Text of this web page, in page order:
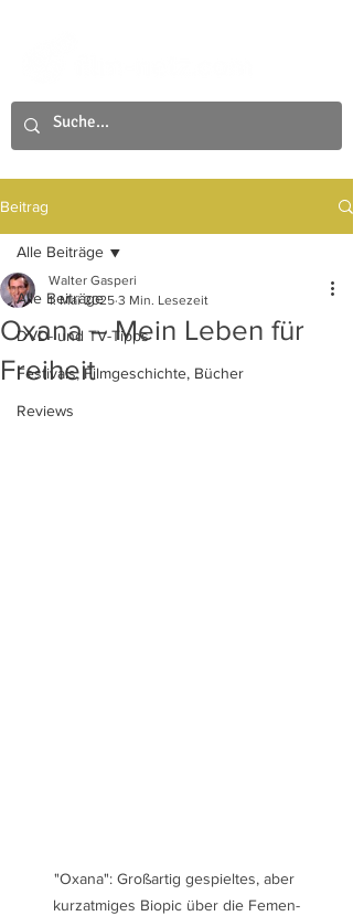
Beitrag
Alle Beiträge
DVD- und TV-Tipps
Festivals, Filmgeschichte, Bücher
Reviews
Alle Beiträge
Oxana – Mein Leben für
Freiheit
Walter Gasperi
1. Mai 2025 3 Min. Lesezeit
"Oxana": Großartig gespieltes, aber
kurzatmiges Biopic über die Femen-